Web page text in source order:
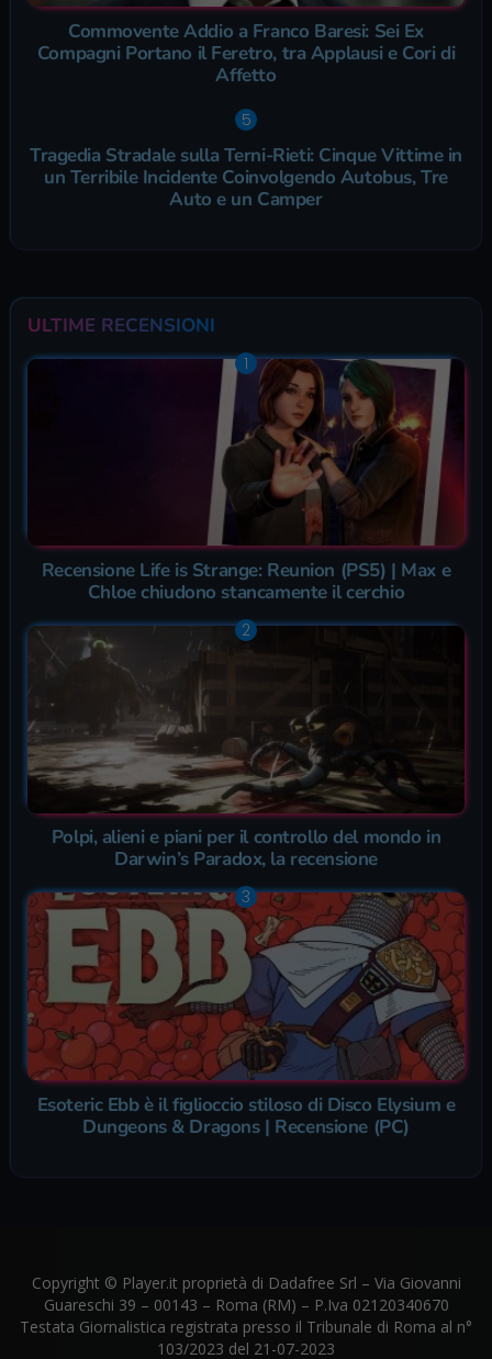
Commovente Addio a Franco Baresi: Sei Ex
Compagni Portano il Feretro, tra Applausi e Cori di
Affetto
Tragedia Stradale sulla Terni-Rieti: Cinque Vittime in
un Terribile Incidente Coinvolgendo Autobus, Tre
Auto e un Camper
ULTIME RECENSIONI
Recensione Life is Strange: Reunion (PS5) | Max e
Chloe chiudono stancamente il cerchio
Polpi, alieni e piani per il controllo del mondo in
Darwin’s Paradox, la recensione
Esoteric Ebb è il figlioccio stiloso di Disco Elysium e
Dungeons & Dragons | Recensione (PC)
Copyright © Player.it proprietà di Dadafree Srl – Via Giovanni
Guareschi 39 – 00143 – Roma (RM) – P.Iva 02120340670
Testata Giornalistica registrata presso il Tribunale di Roma al n°
103/2023 del 21-07-2023